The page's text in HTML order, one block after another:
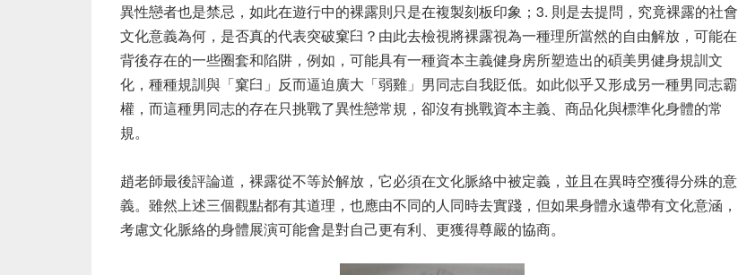
異性戀者也是禁忌，如此在遊行中的裸露則只是在複製刻板印象；3. 則是去提問，究竟裸露的社會
文化意義為何，是否真的代表突破窠臼？由此去檢視將裸露視為一種理所當然的自由解放，可能在
背後存在的一些圈套和陷阱，例如，可能具有一種資本主義健身房所塑造出的碩美男健身規訓文
化，種種規訓與「窠臼」反而逼迫廣大「弱雞」男同志自我貶低。如此似乎又形成另一種男同志霸
權，而這種男同志的存在只挑戰了異性戀常規，卻沒有挑戰資本主義、商品化與標準化身體的常
規。
趙老師最後評論道，裸露從不等於解放，它必須在文化脈絡中被定義，並且在異時空獲得分殊的意
義。雖然上述三個觀點都有其道理，也應由不同的人同時去實踐，但如果身體永遠帶有文化意涵，
考慮文化脈絡的身體展演可能會是對自己更有利、更獲得尊嚴的協商。